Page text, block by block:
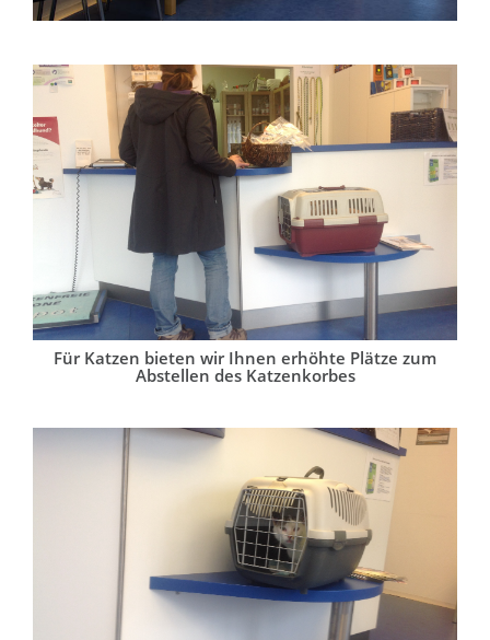
Für Katzen bieten wir Ihnen erhöhte Plätze zum
Abstellen des Katzenkorbes